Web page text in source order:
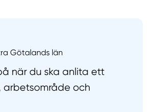
Götalands län
när du ska anlita ett
arbetsområde och